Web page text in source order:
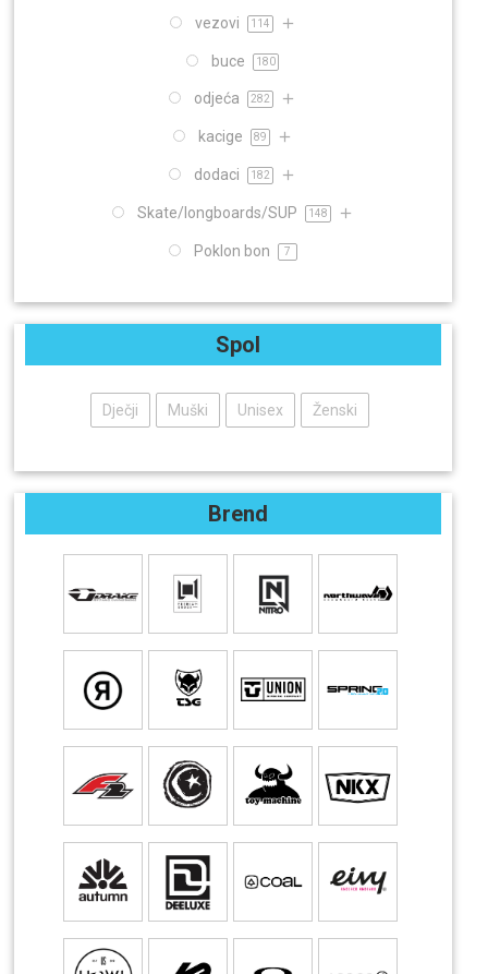
vezovi 114
buce 180
odjeća 282
kacige 89
dodaci 182
Skate/longboards/SUP 148
Poklon bon 7
Spol
Dječji Muški Unisex Ženski
Brend